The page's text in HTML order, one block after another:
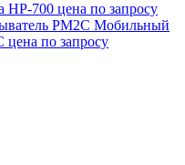
HP-700 цена по запросу
РМ2С Мобильный
цена по запросу